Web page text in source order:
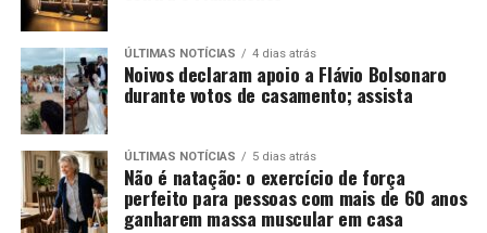
ÚLTIMAS NOTÍCIAS 4 dias atrás
Noivos declaram apoio a Flávio Bolsonaro
durante votos de casamento; assista
ÚLTIMAS NOTÍCIAS 5 dias atrás
Não é natação: o exercício de força
perfeito para pessoas com mais de 60 anos
ganharem massa muscular em casa